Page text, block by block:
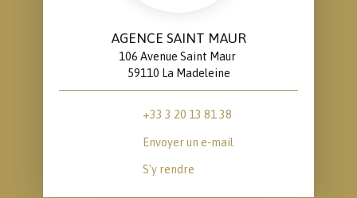
AGENCE SAINT MAUR
106 Avenue Saint Maur
59110 La Madeleine
+33 3 20 13 81 38
Envoyer un e-mail
S'y rendre